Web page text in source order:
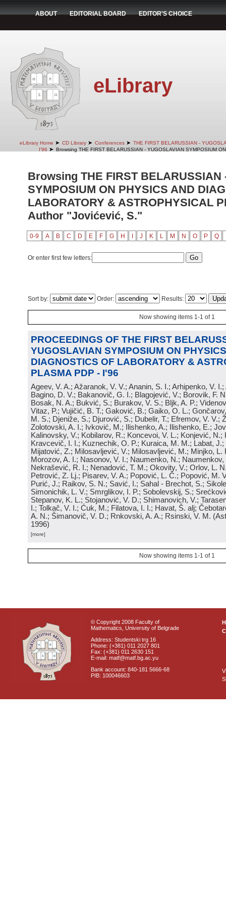
ABOUT EDITORIAL BOARD EDITOR'S CHOICE
eLibrary
eLibrary Home ➤ CD Library ➤ Conferences ➤ THE FIRST BELARUSSIAN -
I'96 ➤ Browsing THE FIRST BELARUSSIAN - YUGOSLAVIAN SYMPOSIUM
Browsing THE FIRST BELARUSSIAN
SYMPOSIUM ON PHYSICS AND
LABORATORY & ASTROPHYSICAL
Author "Jovićević, S."
0-9 A B C D E F G H J K L M N O P Q
Or enter first few letters:
Sort by: Order: Results:
Now showing items 1-1 of 1
PROCEEDINGS OF THE FIRST
YUGOSLAVIAN SYMPOSIUM ON
DIAGNOSTICS OF LABORATORY &
PLASMA PDP - I'96
Ageev, V. A.; Ažaranok, V. V.; Ananin, S. I.; Arhipenko, V.
Bagino, D. V.; Bakanovič, G. I.; Blagojević, V.; Borovik, F.
Bosak, N. A.; Bukvić, S.; Burakov, V. S.; Bljk, A. P.;
Vitaz, P.; Vujičić, B. T.; Gaković, B.; Gaiko, O. L.;
M. S.; Djeniže, S.; Djurović, S.; Dubelir, T.; Efremov, V. V.;
Zolotovski, A. I.; Ivković, M.; Ilishenko, A.; Ilishenko, E.;
Kalinovsky, V.; Kobilarov, R.; Koncevoi, V. L.; Konjević, N.;
Kravcevič, I. I.; Kuznechik, O. P.; Kuraica, M. M.; Labat,
Mijatović, Z.; Milosavljević, V.; Milosavljević, M.; Minjko, L.
Morozov, A. I.; Nasonov, V. I.; Naumenko, N.; Naumenkov,
Nekrašević, R. I.; Nenadović, T. M.; Okovity, V.; Orlov, L.
Petrović, Z. Lj.; Pisarev, V. A.; Popović, L. Č.; Popović, M.
Purić, J.; Raikov, S. N.; Savić, I.; Sahal - Brechot, S.;
Simonichik, L. V.; Smrglikov, I. P.; Sobolevskij, S.;
Stepanov, K. L.; Stojanović, V. D.; Shimanovich, V.;
I.; Tolkač, V. I.; Ćuk, M.; Filatova, I. I.; Havat, Š. alj;
A. N.; Šimanovič, V. D.; Rnkovski, A. A.; Rsinski, V. M. (
1996)
[more]
Now showing items 1-1 of 1
© Copyright 2008 Faculty of
Mathematics, University of Belgrade
Address: Studentski trg 16
Phone: (+381) 011 2027 801
Fax: (+381) 011 2630 151
E-mail: matf@matf.bg.ac.yu
Bank account: 840-181 5666-68
PIB: 100046603